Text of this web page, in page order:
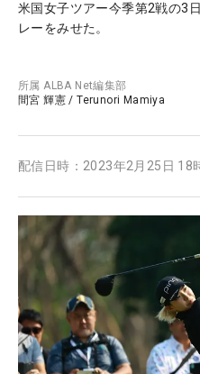
米国女子ツアー今季第2戦の3
レーをみせた。
所属ALBA Net編集部
間宮 輝憲 /Terunori Mamiya
配信日時： 2023年2月25日 18